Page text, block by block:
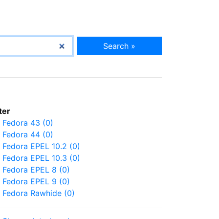
Search »
Fedora 43 (0)
Fedora 44 (0)
Fedora EPEL 10.2 (0)
Fedora EPEL 10.3 (0)
Fedora EPEL 8 (0)
Fedora EPEL 9 (0)
Fedora Rawhide (0)